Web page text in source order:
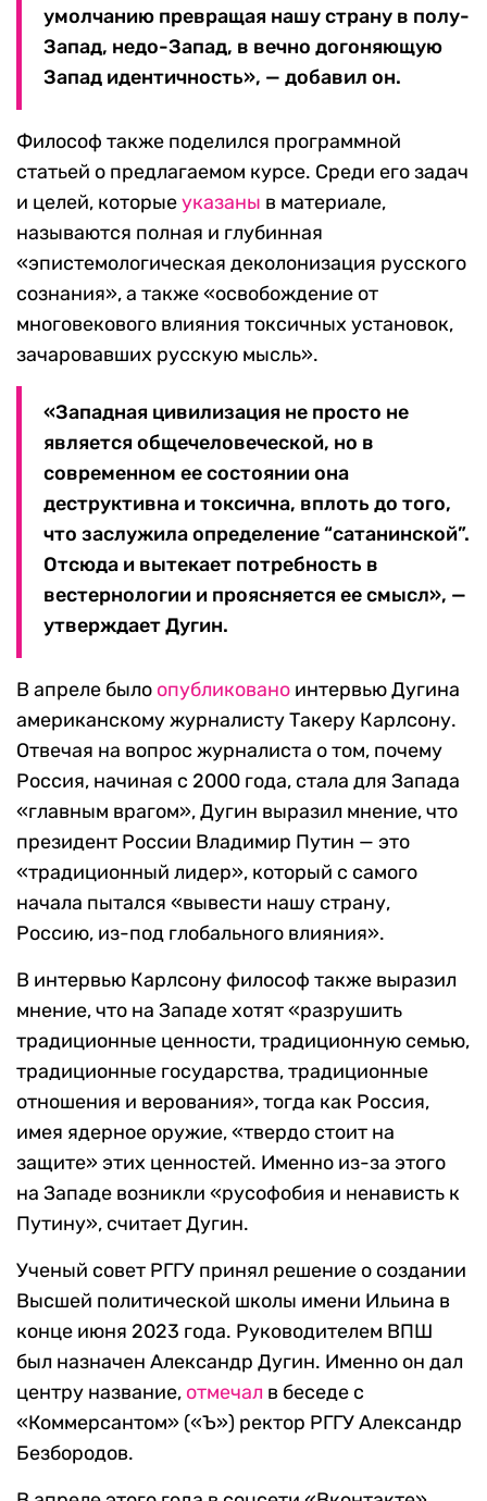
умолчанию превращая нашу страну в полу-
Запад, недо-Запад, в вечно догоняющую
Запад идентичность», — добавил он.
Философ также поделился программной
статьей о предлагаемом курсе. Среди его задач
и целей, которыеуказаны в материале,
называются полная и глубинная
«эпистемологическая деколонизация русского
сознания», а также «освобождение от
многовекового влияния токсичных установок,
зачаровавших русскую мысль».
«Западная цивилизация не просто не
является общечеловеческой, но в
современном ее состоянии она
деструктивна и токсична, вплоть до того,
что заслужила определение “сатанинской”.
Отсюда и вытекает потребность в
вестернологии и проясняется ее смысл», —
утверждает Дугин.
В апреле было опубликовано интервью Дугина
американскому журналисту Такеру Карлсону.
Отвечая на вопрос журналиста о том, почему
Россия, начиная с 2000 года, стала для Запада
«главным врагом», Дугин выразил мнение, что
президент России Владимир Путин — это
«традиционный лидер», который с самого
начала пытался «вывести нашу страну,
Россию, из-под глобального влияния».
В интервью Карлсону философ также выразил
мнение, что на Западе хотят «разрушить
традиционные ценности, традиционную семью,
традиционные государства, традиционные
отношения и верования», тогда как Россия,
имея ядерное оружие, «твердо стоит на
защите» этих ценностей. Именно из-за этого
на Западе возникли «русофобия и ненависть к
Путину», считает Дугин.
Ученый совет РГГУ принял решение о создании
Высшей политической школы имени Ильина в
конце июня 2023 года. Руководителем ВПШ
был назначен Александр Дугин. Именно он дал
центру название, отмечал в беседе с
«Коммерсантом» («Ъ») ректор РГГУ Александр
Безбородов.